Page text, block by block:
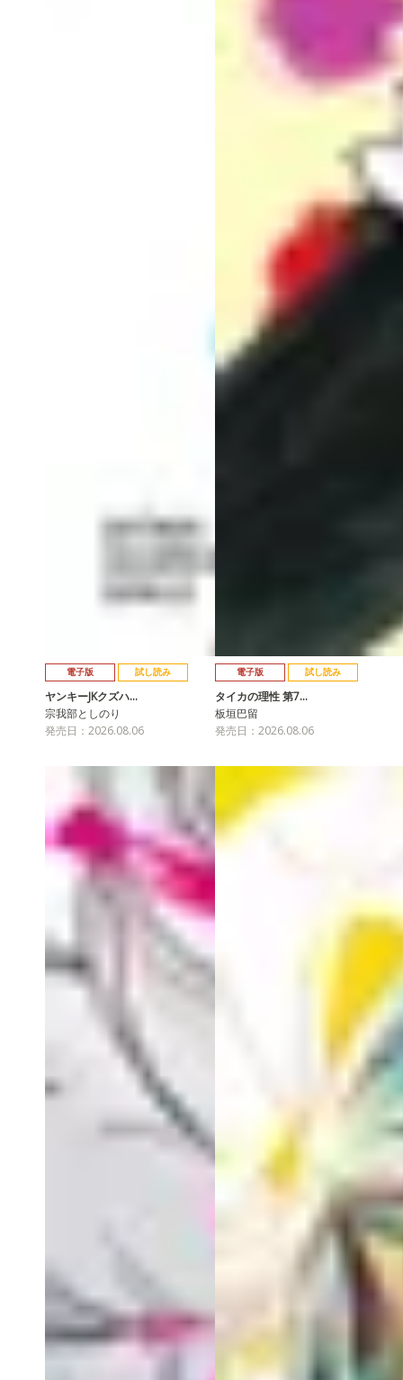
電子版 試し読み
ヤンキーJKクズハ…
宗我部としのり
発売日：2026.08.06
電子版 試し読み
タイカの理性 第7…
板垣巴留
発売日：2026.08.06